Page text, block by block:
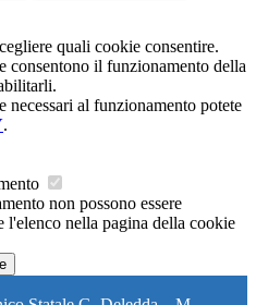
quali cookie consentire.
consentono il funzionamento della
necessari al funzionamento potete
.
non possono essere
l'elenco nella pagina della cookie